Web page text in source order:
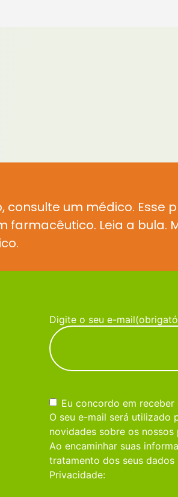
um médico. Esse
farmacêutico. Leia a
Digite o seu e-mail
Consentimento(obrigatório)
Eu concordo em receber
O seu e-mail será utilizado
novidades sobre os nossos
Ao encaminhar suas
tratamento dos seus dados
Privacidade: